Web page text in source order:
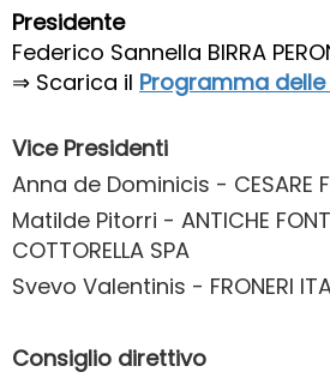
Presidente
Federico Sannella BIRRA
⇒ Scarica il Programma
Vice Presidenti
Anna de Dominicis - CESARE
Matilde Pitorri - ANTICHE
COTTORELLA SPA
Svevo Valentinis - FRONERI
Consiglio direttivo